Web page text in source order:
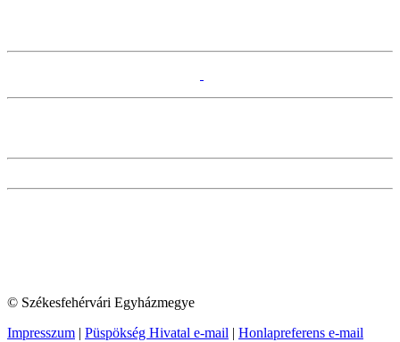
© Székesfehérvári Egyházmegye
Impresszum | Püspökség Hivatal e-mail | Honlapreferens e-mail